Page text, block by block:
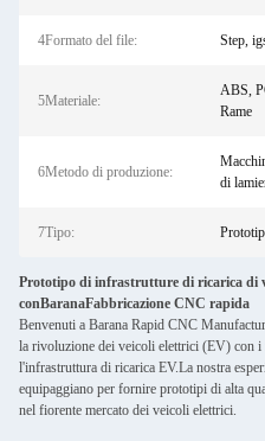
4Formato del file: Step,
5Materiale:
ABS,
Rame
6Metodo di produzione:
di
7Tipo:
Prototipo di infrastrutture di ricarica di
conBaranaFabbricazione CNC rapida
Benvenuti a Barana Rapid CNC
la rivoluzione dei veicoli elettrici (EV) con
l'infrastruttura di ricarica EV.La nostra
equipaggiano per fornire prototipi di alta
nel fiorente mercato dei veicoli elettrici.